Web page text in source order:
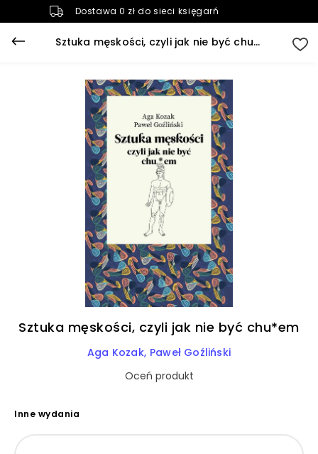
Dostawa 0 zł do sieci księgarń
Sztuka męskości, czyli jak nie być chu*em
Sztuka męskości, czyli jak nie być chu*em
Aga Kozak Paweł Goźliński
Oceń produkt
Inne wydania